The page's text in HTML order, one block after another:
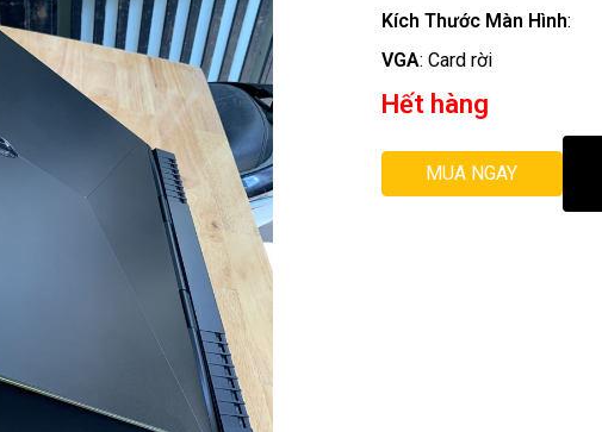
Kích Thước Màn Hình:
VGA: Card rời
Hết hàng
MUA NGAY